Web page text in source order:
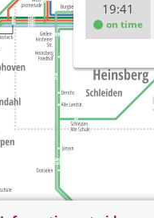
19:41
on time